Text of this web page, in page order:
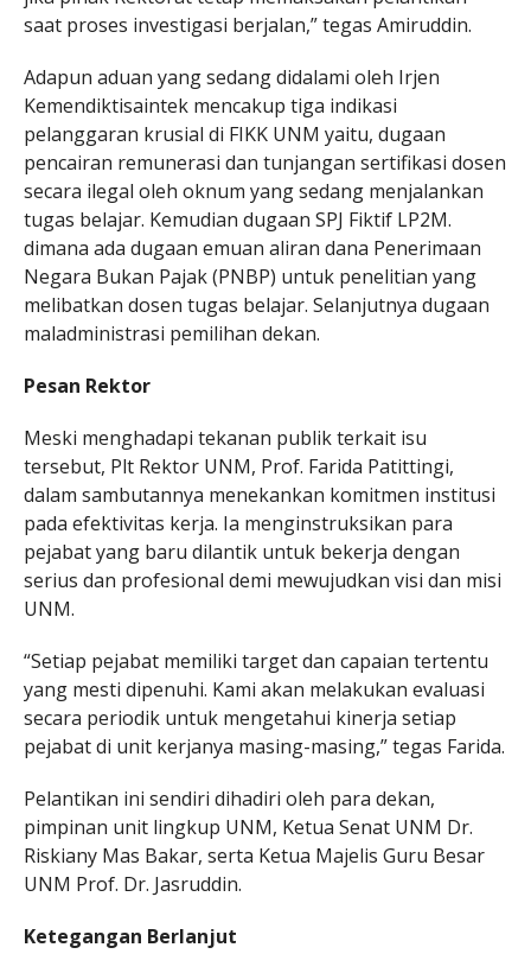
saat proses investigasi berjalan,” tegas Amiruddin.
Adapun aduan yang sedang didalami oleh Irjen
Kemendiktisaintek mencakup tiga indikasi
pelanggaran krusial di FIKK UNM yaitu, dugaan
pencairan remunerasi dan tunjangan sertifikasi dosen
secara ilegal oleh oknum yang sedang menjalankan
tugas belajar. Kemudian dugaan SPJ Fiktif LP2M.
dimana ada dugaan emuan aliran dana Penerimaan
Negara Bukan Pajak (PNBP) untuk penelitian yang
melibatkan dosen tugas belajar. Selanjutnya dugaan
maladministrasi pemilihan dekan.
Pesan Rektor
Meski menghadapi tekanan publik terkait isu
tersebut, Plt Rektor UNM, Prof. Farida Patittingi,
dalam sambutannya menekankan komitmen institusi
pada efektivitas kerja. Ia menginstruksikan para
pejabat yang baru dilantik untuk bekerja dengan
serius dan profesional demi mewujudkan visi dan misi
UNM.
“Setiap pejabat memiliki target dan capaian tertentu
yang mesti dipenuhi. Kami akan melakukan evaluasi
secara periodik untuk mengetahui kinerja setiap
pejabat di unit kerjanya masing-masing,” tegas Farida.
Pelantikan ini sendiri dihadiri oleh para dekan,
pimpinan unit lingkup UNM, Ketua Senat UNM Dr.
Riskiany Mas Bakar, serta Ketua Majelis Guru Besar
UNM Prof. Dr. Jasruddin.
Ketegangan Berlanjut